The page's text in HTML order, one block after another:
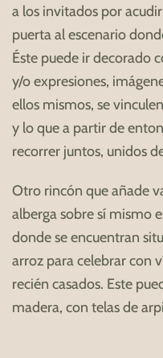
a los invitados por
puerta al escenario
Éste puede ir decorado
y/o expresiones,
ellos mismos, se
y lo que a partir de
recorrer juntos, unidos
Otro rincón que añade
alberga sobre sí mismo
donde se encuentran
arroz para celebrar con
recién casados. Este
madera, con telas de